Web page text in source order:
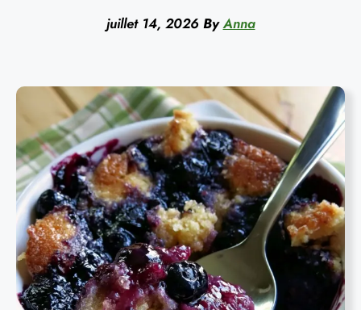
juillet 14, 2026 By Anna